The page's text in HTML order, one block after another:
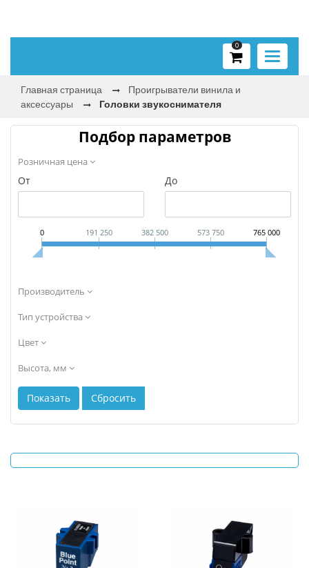
Toggle
0
Главная страница
Проигрыватели винила и
аксессуары
Головки звукоснимателя
Подбор параметров
Розничная цена
От До
0 191 250 382 500 573 750 765 000
Производитель
Тип устройства
Цвет
Высота, мм